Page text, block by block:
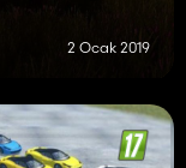
2 Ocak 2019